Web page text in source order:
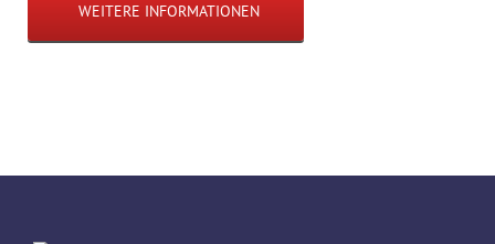
WEITERE INFORMATIONEN